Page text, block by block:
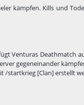
kämpfen. Kills und
Venturas Deathmatch
gegeneinander
/startkrieg [Clan] erstellt